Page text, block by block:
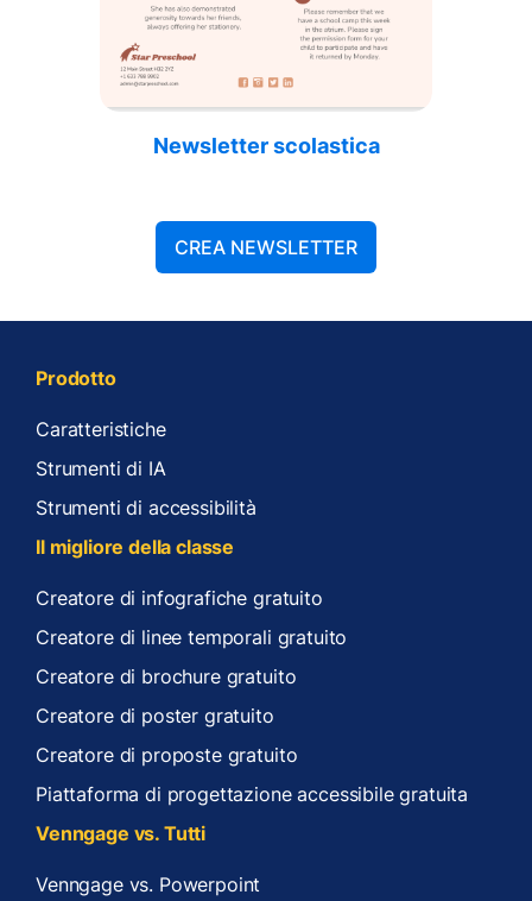
Newsletter scolastica
CREA NEWSLETTER
Prodotto
Caratteristiche
Strumenti di IA
Strumenti di accessibilità
Il migliore della classe
Creatore di infografiche gratuito
Creatore di linee temporali gratuito
Creatore di brochure gratuito
Creatore di poster gratuito
Creatore di proposte gratuito
Piattaforma di progettazione accessibile gratuita
Venngage vs. Tutti
Venngage vs. Powerpoint